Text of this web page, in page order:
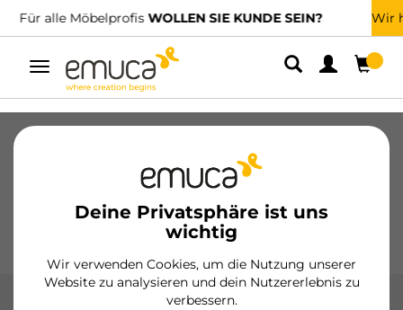
Wir haben spezialisierte Vertriebshändler.FINDEN SIE DEN NÄCHSTGELEGENEN
Umschaltbare
Navigation
Deine Privatsphäre ist uns
wichtig
Wir verwenden Cookies, um die Nutzung unserer
Website zu analysieren und dein Nutzererlebnis zu
verbessern.
Führungssysteme
Schiebesysteme
Griffe Sockel